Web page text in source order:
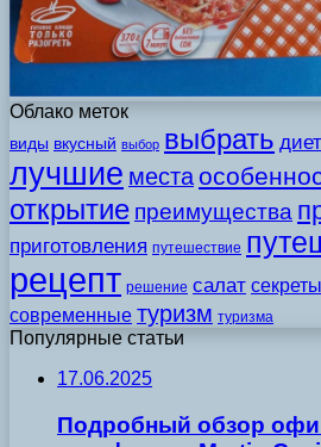
Облако меток
виды вкусный выбор выбрать
лучшие места
открытие преимущества
приготовления путешествие
рецепт решение салат секреты
современные туризм туризма
Популярные статьи
17.06.2025
Подробный обзор